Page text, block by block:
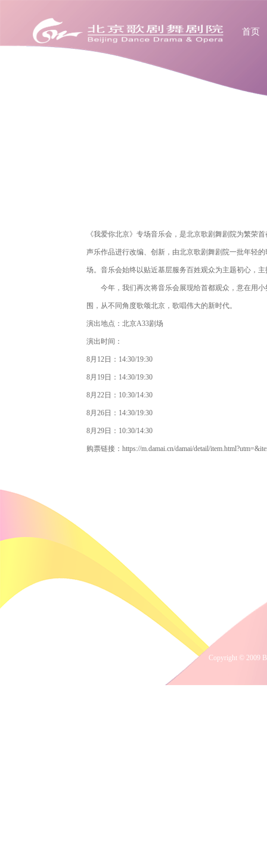
首页
《我爱你北京》专场音乐会，是北京歌剧舞剧院为繁荣
声乐作品进行改编、创新，由北京歌剧舞剧院一批年轻
场。音乐会始终以贴近基层服务百姓观众为主题初心，
今年，我们再次将音乐会展现给首都观众，意在用小
围，从不同角度歌颂北京，歌唱伟大的新时代。
演出地点：北京A33剧场
演出时间：
8月12日：14:30/19:30
8月19日：14:30/19:30
8月22日：10:30/14:30
8月26日：14:30/19:30
8月29日：10:30/14:30
购票链接：https://m.damai.cn/damai/detail/
Copyright © 2009